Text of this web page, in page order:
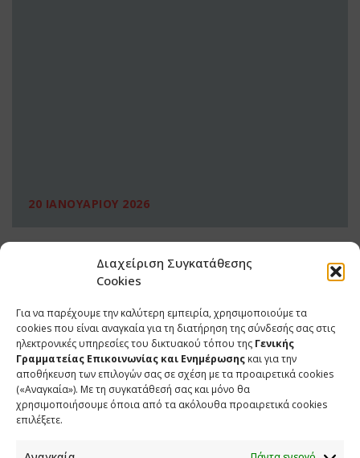
Διαχείριση Συγκατάθεσης
Cookies
Για να παρέχουμε την καλύτερη εμπειρία, χρησιμοποιούμε τα
cookies που είναι αναγκαία για τη διατήρηση της σύνδεσής σας στις
ηλεκτρονικές υπηρεσίες του δικτυακού τόπου της Γενικής
Γραμματείας Επικοινωνίας και Ενημέρωσης και για την
αποθήκευση των επιλογών σας σε σχέση με τα προαιρετικά cookies
(«Αναγκαία»). Με τη συγκατάθεσή σας και μόνο θα
χρησιμοποιήσουμε όποια από τα ακόλουθα προαιρετικά cookies
επιλέξετε.
20 ΙΑΝΟΥΑΡΙΟΥ 2026
ΕΠΙΚΟΙΝΩΝΙΑ
Φραγκούδη 11 & Αλεξάνδρου Πάντου